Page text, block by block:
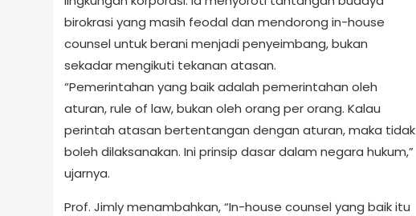
birokrasi yang masih feodal dan mendorong in-house
counsel untuk berani menjadi penyeimbang, bukan
sekadar mengikuti tekanan atasan.
“Pemerintahan yang baik adalah pemerintahan oleh
aturan, rule of law, bukan oleh orang per orang. Kalau
perintah atasan bertentangan dengan aturan, maka tidak
boleh dilaksanakan. Ini prinsip dasar dalam negara hukum,”
ujarnya.
Prof. Jimly menambahkan, “In-house counsel yang baik itu